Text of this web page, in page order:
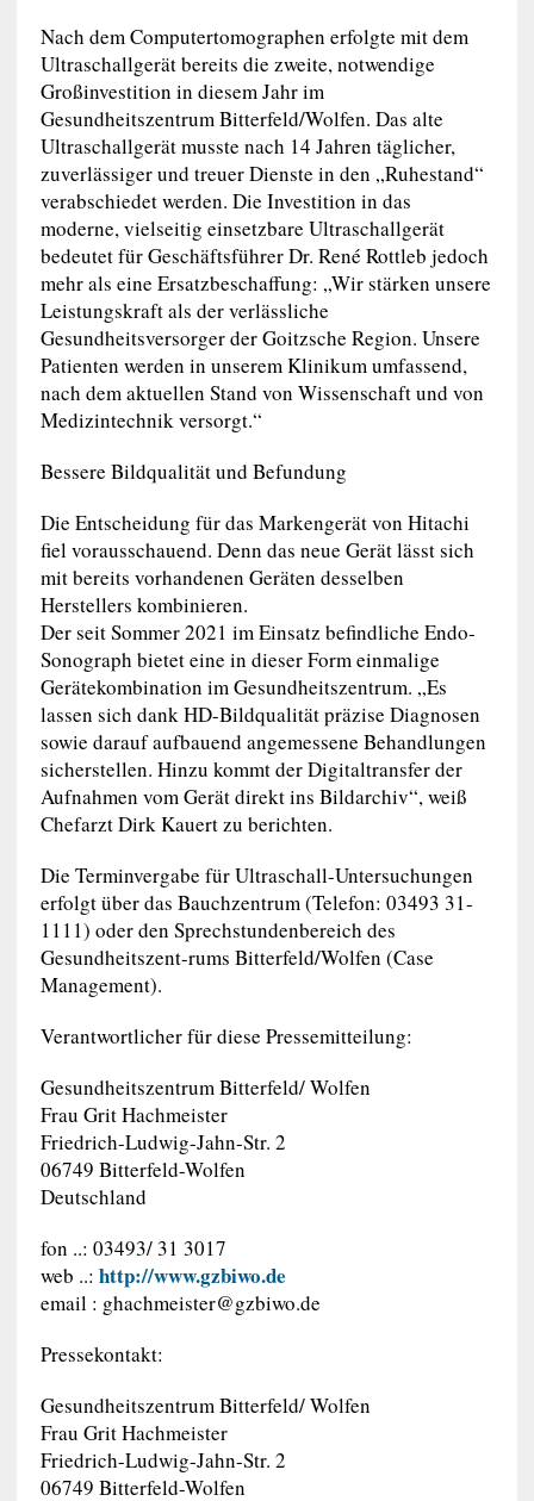
Nach dem Computertomographen erfolgte mit dem
Ultraschallgerät bereits die zweite, notwendige
Großinvestition in diesem Jahr im
Gesundheitszentrum Bitterfeld/Wolfen. Das alte
Ultraschallgerät musste nach 14 Jahren täglicher,
zuverlässiger und treuer Dienste in den „Ruhestand“
verabschiedet werden. Die Investition in das
moderne, vielseitig einsetzbare Ultraschallgerät
bedeutet für Geschäftsführer Dr. René Rottleb jedoch
mehr als eine Ersatzbeschaffung: „Wir stärken unsere
Leistungskraft als der verlässliche
Gesundheitsversorger der Goitzsche Region. Unsere
Patienten werden in unserem Klinikum umfassend,
nach dem aktuellen Stand von Wissenschaft und von
Medizintechnik versorgt.“
Bessere Bildqualität und Befundung
Die Entscheidung für das Markengerät von Hitachi
fiel vorausschauend. Denn das neue Gerät lässt sich
mit bereits vorhandenen Geräten desselben
Herstellers kombinieren.
Der seit Sommer 2021 im Einsatz befindliche Endo-
Sonograph bietet eine in dieser Form einmalige
Gerätekombination im Gesundheitszentrum. „Es
lassen sich dank HD-Bildqualität präzise Diagnosen
sowie darauf aufbauend angemessene Behandlungen
sicherstellen. Hinzu kommt der Digitaltransfer der
Aufnahmen vom Gerät direkt ins Bildarchiv“, weiß
Chefarzt Dirk Kauert zu berichten.
Die Terminvergabe für Ultraschall-Untersuchungen
erfolgt über das Bauchzentrum (Telefon: 03493 31-
1111) oder den Sprechstundenbereich des
Gesundheitszent-rums Bitterfeld/Wolfen (Case
Management).
Verantwortlicher für diese Pressemitteilung:
Gesundheitszentrum Bitterfeld/ Wolfen
Frau Grit Hachmeister
Friedrich-Ludwig-Jahn-Str. 2
06749 Bitterfeld-Wolfen
Deutschland
fon ..: 03493/ 31 3017
web ..: http://www.gzbiwo.de
email : ghachmeister@gzbiwo.de
Pressekontakt:
Gesundheitszentrum Bitterfeld/ Wolfen
Frau Grit Hachmeister
Friedrich-Ludwig-Jahn-Str. 2
06749 Bitterfeld-Wolfen